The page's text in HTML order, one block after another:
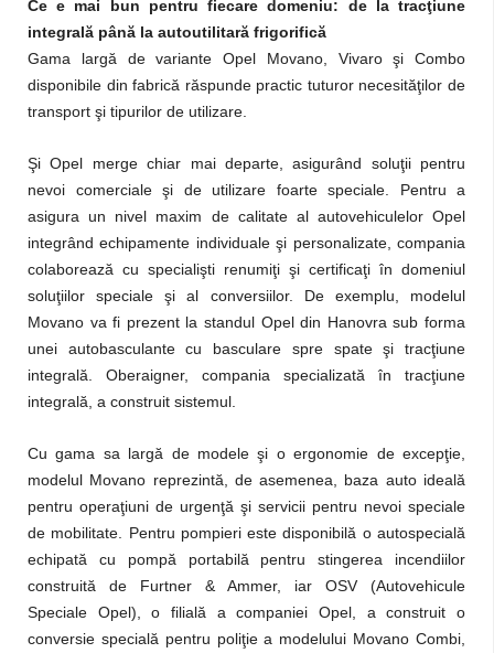
Ce e mai bun pentru fiecare domeniu: de la tracţiune
integrală până la autoutilitară frigorifică
Gama largă de variante Opel Movano, Vivaro şi Combo
disponibile din fabrică răspunde practic tuturor necesităţilor de
transport şi tipurilor de utilizare.
Şi Opel merge chiar mai departe, asigurând soluţii pentru
nevoi comerciale şi de utilizare foarte speciale. Pentru a
asigura un nivel maxim de calitate al autovehiculelor Opel
integrând echipamente individuale şi personalizate, compania
colaborează cu specialişti renumiţi şi certificaţi în domeniul
soluţiilor speciale şi al conversiilor. De exemplu, modelul
Movano va fi prezent la standul Opel din Hanovra sub forma
unei autobasculante cu basculare spre spate şi tracţiune
integrală. Oberaigner, compania specializată în tracţiune
integrală, a construit sistemul.
Cu gama sa largă de modele şi o ergonomie de excepţie,
modelul Movano reprezintă, de asemenea, baza auto ideală
pentru operaţiuni de urgenţă şi servicii pentru nevoi speciale
de mobilitate. Pentru pompieri este disponibilă o autospecială
echipată cu pompă portabilă pentru stingerea incendiilor
construită de Furtner & Ammer, iar OSV (Autovehicule
Speciale Opel), o filială a companiei Opel, a construit o
conversie specială pentru poliţie a modelului Movano Combi,